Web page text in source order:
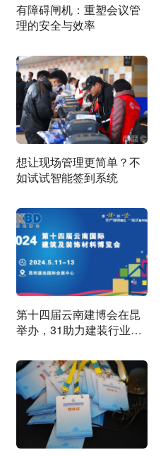
有障碍闸机：重塑会议管
理的安全与效率
想让现场管理更简单？不
如试试智能签到系统
第十四届云南建博会在昆
举办，31助力建装行业交